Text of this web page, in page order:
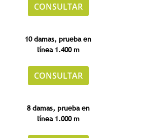
CONSULTAR
10 damas, prueba en
línea 1.400 m
CONSULTAR
8 damas, prueba en
línea 1.000 m